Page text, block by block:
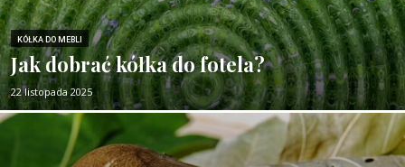
KÓŁKA DO MEBLI
Jak dobrać kółka do fotela?
22 listopada 2025